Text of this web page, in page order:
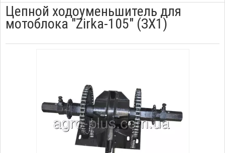
Цепной ходоуменьшитель для
мотоблока "Zirka-105" (ЗХ1)